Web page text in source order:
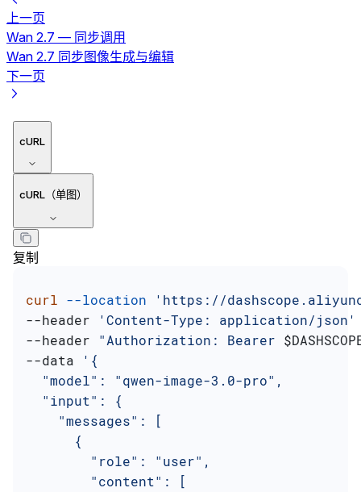
上一页
Wan 2.7 — 同步调用
Wan 2.7 同步图像生成与编辑
下一页
cURL
cURL（单图）
复制
curl --location 'https://
--header
'Content-Type: application/json'
--header "Authorization: Bearer
--data
'{
  "model": "qwen-image-3.0-pro",
  "input": {
    "messages": [
      {
        "role": "user",
        "content": [